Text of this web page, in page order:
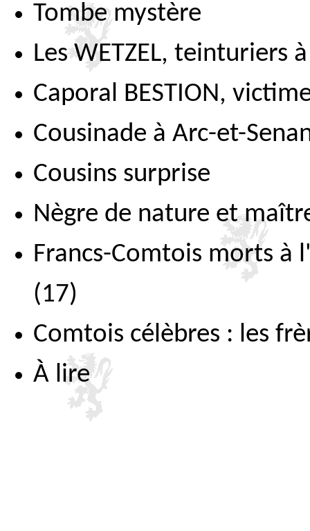
Tombe mystère
Les WETZEL, teinturiers
Caporal BESTION,
Cousinade à Arc-et-
Cousins surprise
Nègre de nature et
Francs-Comtois morts
(17)
Comtois célèbres : les
À lire